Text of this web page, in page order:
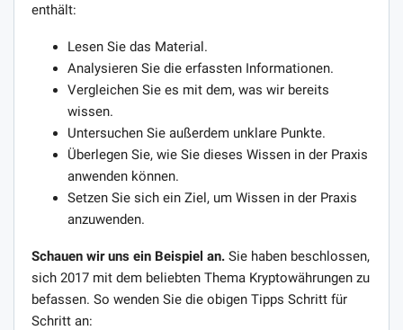
enthält:
Lesen Sie das Material.
Analysieren Sie die erfassten Informationen.
Vergleichen Sie es mit dem, was wir bereits
wissen.
Untersuchen Sie außerdem unklare Punkte.
Überlegen Sie, wie Sie dieses Wissen in der Praxis
anwenden können.
Setzen Sie sich ein Ziel, um Wissen in der Praxis
anzuwenden.
Schauen wir uns ein Beispiel an. Sie haben beschlossen,
sich 2017 mit dem beliebten Thema Kryptowährungen zu
befassen. So wenden Sie die obigen Tipps Schritt für
Schritt an: